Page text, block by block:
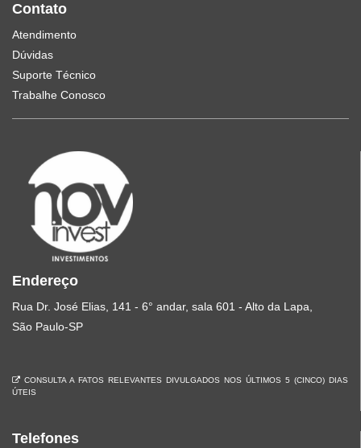
Contato
Atendimento
Dúvidas
Suporte Técnico
Trabalhe Conosco
Endereço
Rua Dr. José Elias, 141 - 6° andar, sala 601 - Alto da Lapa,
São Paulo-SP
CONSULTA A FATOS RELEVANTES DIVULGADOS NOS ÚLTIMOS 5 (CINCO) DIAS
ÚTEIS
Telefones